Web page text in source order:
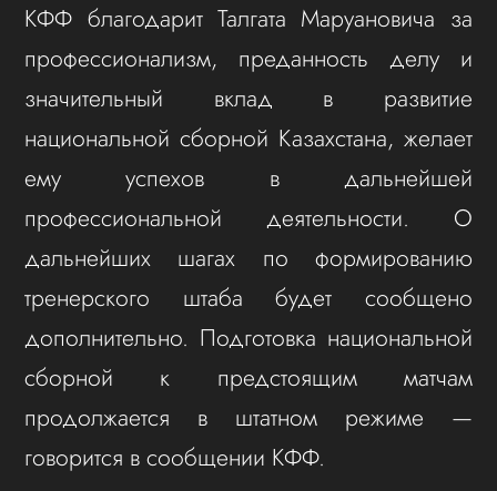
КФФ благодарит Талгата Маруановича за
профессионализм, преданность делу и
значительный вклад в развитие
национальной сборной Казахстана, желает
ему успехов в дальнейшей
профессиональной деятельности. О
дальнейших шагах по формированию
тренерского штаба будет сообщено
дополнительно. Подготовка национальной
сборной к предстоящим матчам
продолжается в штатном режиме —
говорится в сообщении КФФ.